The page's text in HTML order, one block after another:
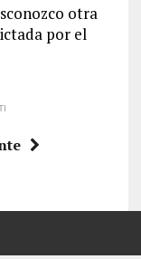
otra
por el